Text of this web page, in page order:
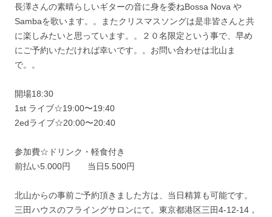
長澤さんの素晴らしいギターの音に身を委ねBossa Nova や
Sambaを歌います。。またクリスマスソングは是非皆さんと共
に楽しみたいと思っています。。２０名限定という事で、早め
にご予約いただければ幸いです。。お問い合わせは北山ま
で。。
開場18:30
1st ライブ☆19:00〜19:40
2edライブ☆20:00〜20:40
参加費☆ドリンク・軽食付き
前払い5.000円 当日5.500円
北山からの事前ご予約頂きました方は、当日精算も可能です。
三田ハウスのフライングサロンにて。東京都港区三田4-12-14，